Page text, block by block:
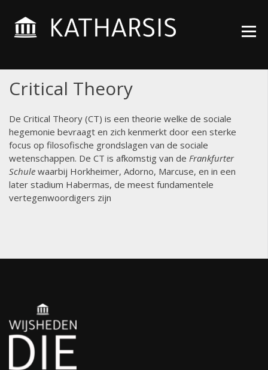
content
ACADEMY
Critical Theory
De Critical Theory (CT) is een theorie welke de sociale
hegemonie bevraagt en zich kenmerkt door een sterke
focus op filosofische grondslagen van de sociale
wetenschappen. De CT is afkomstig van de Frankfurter
Schule waarbij Horkheimer, Adorno, Marcuse, en in een
later stadium Habermas, de meest fundamentele
vertegenwoordigers zijn